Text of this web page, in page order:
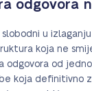
odgovora
u
koja ne
odgovora od
koja definitivno